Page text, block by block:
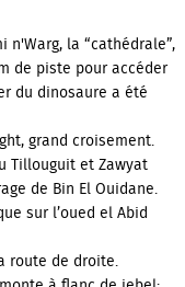
la “cathédrale”,
de piste pour accéder
du dinosaure a été
grand croisement.
Tillouguit et Zawyat
de Bin El Ouidane.
sur l’oued el Abid
route de droite.